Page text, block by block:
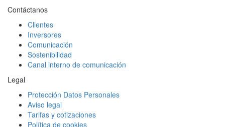
Contáctanos
Clientes
Inversores
Comunicación
Sostenibilidad
Canal interno de comunicación
Legal
Protección Datos Personales
Aviso legal
Tarifas y cotizaciones
Política de cookies